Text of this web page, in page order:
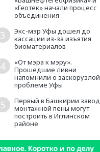
«Геотек» начали процесс
объединения
3
Экс-мэр Уфы дошел до
кассации из-за изъятия
биоматериалов
4
«От мэра к мэру».
Прошедшие ливни
напомнили о заскорузлой
проблеме Уфы
5
Первый в Башкирии завод
монтажной пены могут
построить в Иглинском
районе